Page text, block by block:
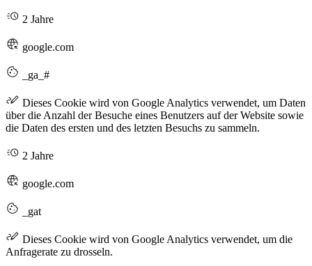
2 Jahre
google.com
_ga_#
Dieses Cookie wird von Google Analytics verwendet, um Daten
über die Anzahl der Besuche eines Benutzers auf der Website sowie
die Daten des ersten und des letzten Besuchs zu sammeln.
2 Jahre
google.com
_gat
Dieses Cookie wird von Google Analytics verwendet, um die
Anfragerate zu drosseln.